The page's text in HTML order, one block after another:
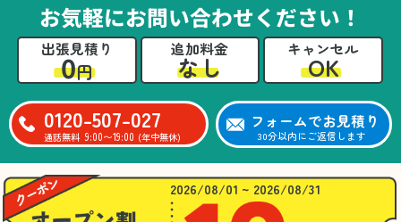
お気軽にお問い合わせください！
出張見積り
0円
追加料金
なし
キャンセル
OK
0120-507-027
通話無料 9:00〜19:00 (年中無休)
フォームでお見積り
30分以内にご返信します
2026/08/01 ~ 2026/08/31